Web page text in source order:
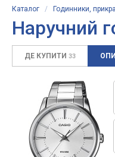
Каталог / Годинники,
Наручний
ДЕ КУПИТИ 33